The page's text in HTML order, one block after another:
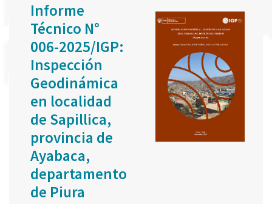
Informe
Técnico N°
006-2025/IGP:
Inspección
Geodinámica
en localidad
de Sapillica,
provincia de
Ayabaca,
departamento
de Piura